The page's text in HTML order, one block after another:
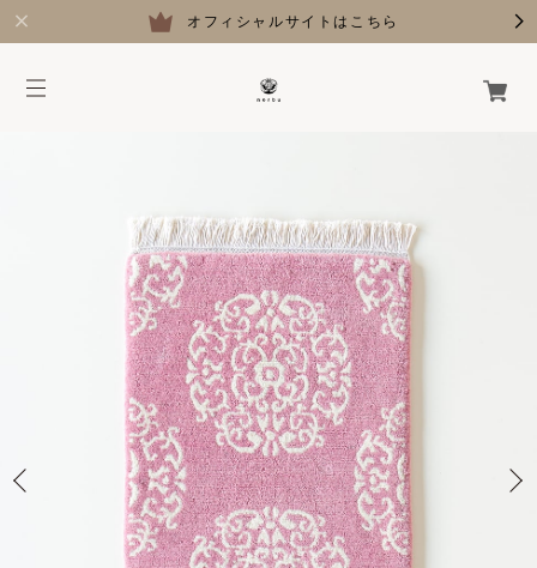
オフィシャルサイトはこちら